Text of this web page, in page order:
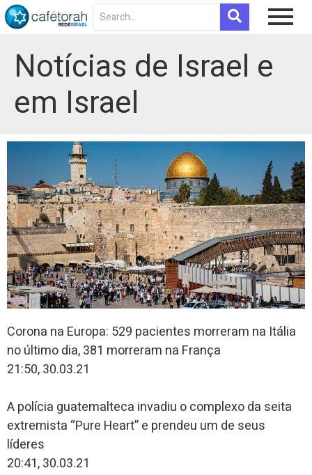
Notícias de Israel e
em Israel
Corona na Europa: 529 pacientes morreram na Itália
no último dia, 381 morreram na França
21:50, 30.03.21
A polícia guatemalteca invadiu o complexo da seita
extremista “Pure Heart” e prendeu um de seus
líderes
20:41, 30.03.21